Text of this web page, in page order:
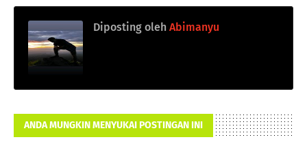
Diposting oleh Abimanyu
ANDA MUNGKIN MENYUKAI POSTINGAN INI